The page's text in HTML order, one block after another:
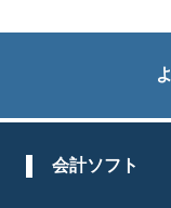
会計ソフト